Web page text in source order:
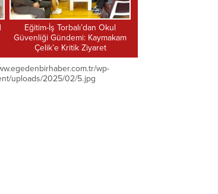
İLKAY ŞİMŞEK: İKLİM
KANUNU’NA KARŞI GEREKLİ
TEPKİ VERİLMEDİ
wp-
uploads/2025/02/5.jpg